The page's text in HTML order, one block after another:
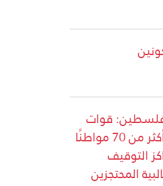
قوات
الاحتلال اعتقلت واحتجزت أكثر من 70 مواطنًا
التوقيف
المحتجزين